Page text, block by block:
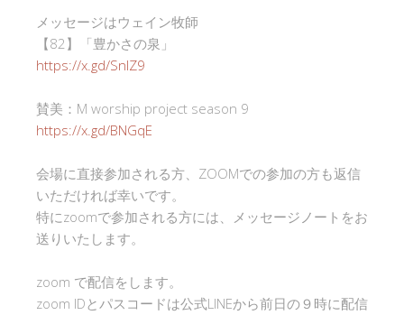
メッセージはウェイン牧師
【82】「豊かさの泉」
https://x.gd/SnlZ9
賛美：M worship project season 9
https://x.gd/BNGqE
会場に直接参加される方、ZOOMでの参加の方も返信
いただければ幸いです。
特にzoomで参加される方には、メッセージノートをお
送りいたします。
zoom で配信をします。
zoom IDとパスコードは公式LINEから前日の９時に配信